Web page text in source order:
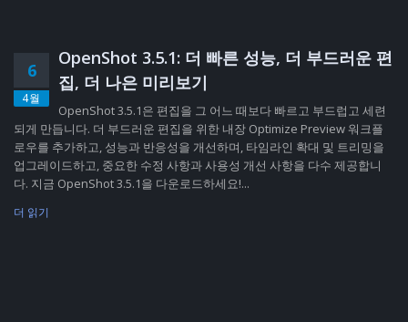
6
4월
OpenShot 3.5.1: 더 빠른 성능, 더 부드러운 편
집, 더 나은 미리보기
OpenShot 3.5.1은 편집을 그 어느 때보다 빠르고 부드럽고 세련
되게 만듭니다. 더 부드러운 편집을 위한 내장 Optimize Preview 워크플
로우를 추가하고, 성능과 반응성을 개선하며, 타임라인 확대 및 트리밍을
업그레이드하고, 중요한 수정 사항과 사용성 개선 사항을 다수 제공합니
다. 지금 OpenShot 3.5.1을 다운로드하세요!...
더 읽기